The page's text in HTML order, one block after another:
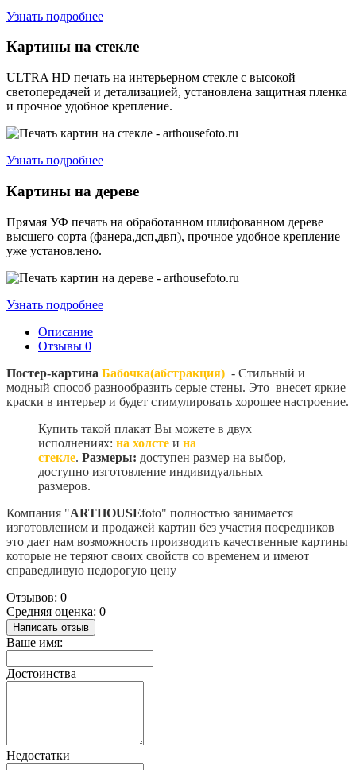
Узнать подробнее
Картины на стекле
ULTRA HD печать на интерьерном стекле с высокой
светопередачей и детализацией, установлена защитная пленка
и прочное удобное крепление.
Узнать подробнее
Картины на дереве
Прямая УФ печать на обработанном шлифованном дереве
высшего сорта (фанера,дсп,двп), прочное удобное крепление
уже установлено.
Узнать подробнее
Описание
Отзывы 0
Постер-картина Бабочка(абстракция) - Стильный и
модный способ разнообразить серые стены. Это внесет яркие
краски в интерьер и будет стимулировать хорошее настроение.
Купить такой плакат Вы можете в двух
исполнениях: на холсте и на
стекле. Размеры: доступен размер на выбор,
доступно изготовление индивидуальных
размеров.
Компания "ARTHOUSEfoto" полностью занимается
изготовлением и продажей картин без участия посредников
это дает нам возможность производить качественные картины
которые не теряют своих свойств со временем и имеют
справедливую недорогую цену
Отзывов: 0
Средняя оценка: 0
Написать отзыв
Ваше имя:
Достоинства
Недостатки